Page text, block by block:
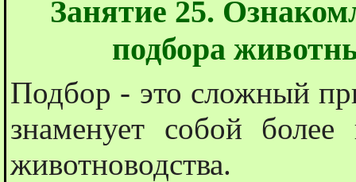
Занятие 25.
подбора
Подбор - это сложный
знаменует собой
животноводства.